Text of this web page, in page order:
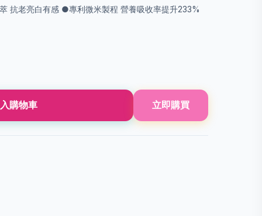
抗老亮白有感 ●專利微米製程 營養吸收率提升233%
購物車 立即購買